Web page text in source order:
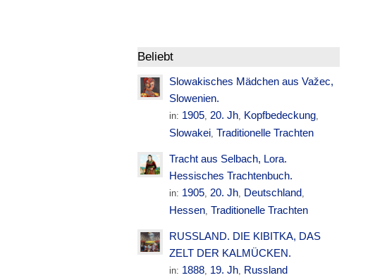
Beliebt
Slowakisches Mädchen aus Važec,
Slowenien.
in: 1905,20. Jh, Kopfbedeckung,
Slowakei, Traditionelle Trachten
Tracht aus Selbach, Lora.
Hessisches Trachtenbuch.
in: 1905,20. Jh, Deutschland,
Hessen, Traditionelle Trachten
RUSSLAND. DIE KIBITKA, DAS
ZELT DER KALMÜCKEN.
in: 1888, 19. Jh, Russland